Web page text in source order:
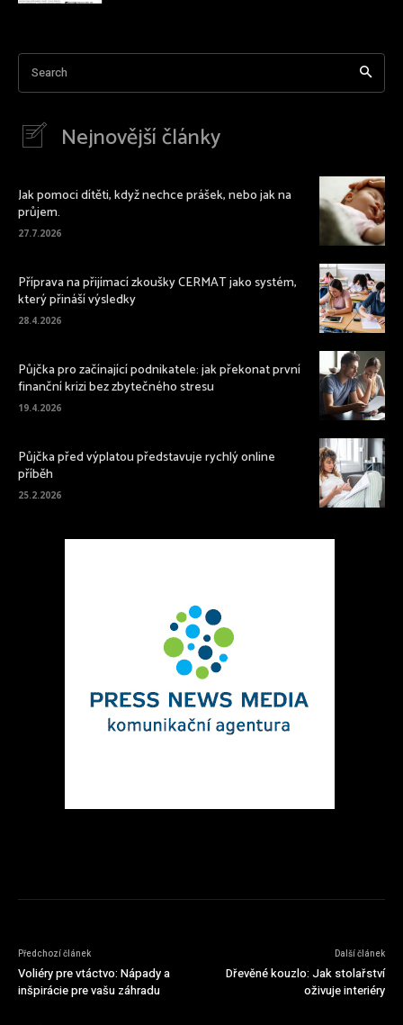
Search
Nejnovější články
Jak pomoci dítěti, když nechce prášek, nebo jak na
průjem.
27.7.2026
Příprava na přijímací zkoušky CERMAT jako systém,
který přináší výsledky
28.4.2026
Půjčka pro začínající podnikatele: jak překonat první
finanční krizi bez zbytečného stresu
19.4.2026
Půjčka před výplatou představuje rychlý online
příběh
25.2.2026
Předchozí článek
Voliéry pre vtáctvo: Nápady a
inšpirácie pre vašu záhradu
Další článek
Dřevěné kouzlo: Jak stolařství
oživuje interiéry